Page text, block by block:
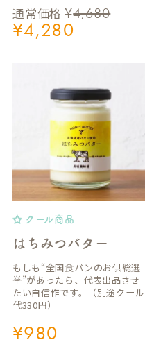
通常価格 ¥4,680
¥4,280
はちみつバター
クール商品
¥980
もしも“全国食パンのお供総選
挙”があったら、代表出品させ
たい自信作です。（別途クール
代330円）